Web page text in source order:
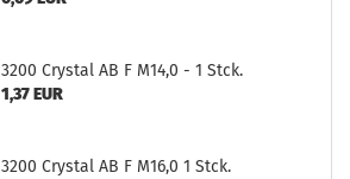
3200 Crystal AB F M14,0 - 1 Stck.
1,37 EUR
3200 Crystal AB F M16,0 1 Stck.